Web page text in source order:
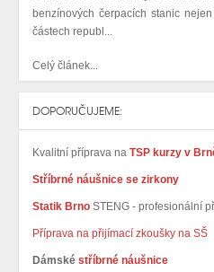
benzínových čerpacích stanic
částech republ...
Celý článek...
DOPORUČUJEME:
Kvalitní příprava na TSP kurzy v
Stříbrné náušnice se zirkony
Statik Brno STENG - profesionální
Příprava na přijímací zkoušky na SŠ
Dámské stříbrné náušnice